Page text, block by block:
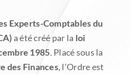
Experts-Comptables du
a été créé par la loi
1985. Placé sous la
des Finances, l’Ordre est